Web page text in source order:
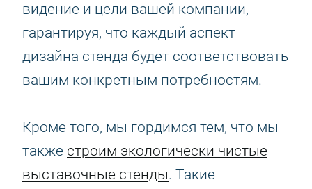
видение и цели вашей компании,
гарантируя, что каждый аспект
дизайна стенда будет соответствовать
вашим конкретным потребностям.
Кроме того, мы гордимся тем, что мы
также строим экологически чистые
выставочные стенды. Такие